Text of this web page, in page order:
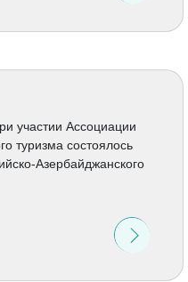
участии Ассоциации
туризма состоялось
Азербайджанского